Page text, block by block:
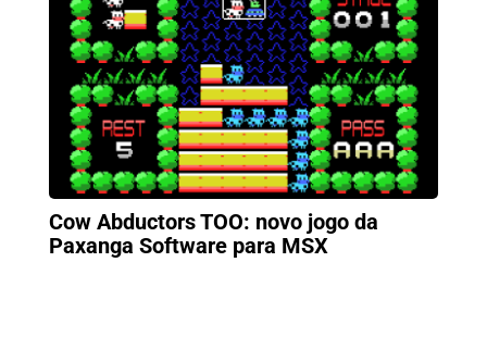
Cow Abductors TOO: novo jogo da
Paxanga Software para MSX